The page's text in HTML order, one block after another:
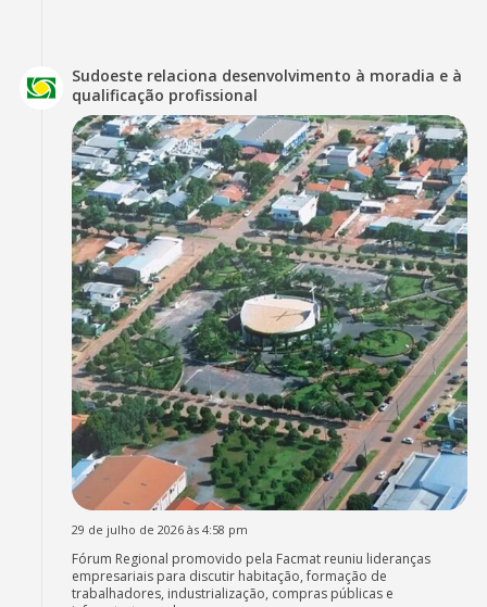
Sudoeste relaciona desenvolvimento à moradia e à
qualificação profissional
29 de julho de 2026 às 4:58 pm
Fórum Regional promovido pela Facmat reuniu lideranças
empresariais para discutir habitação, formação de
trabalhadores, industrialização, compras públicas e